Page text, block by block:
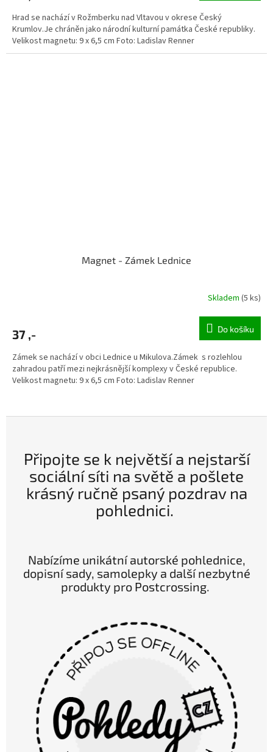
Hrad se nachází v Rožmberku nad Vltavou v okrese Český
Krumlov.Je chráněn jako národní kulturní památka České republiky.
Velikost magnetu: 9 x 6,5 cm Foto: Ladislav Renner
Magnet - Zámek Lednice
Skladem (5 ks)
37 ,- Do košíku
Zámek se nachází v obci Lednice u Mikulova.Zámek s rozlehlou
zahradou patří mezi nejkrásnější komplexy v České republice.
Velikost magnetu: 9 x 6,5 cm Foto: Ladislav Renner
Připojte se k největší a nejstarší
sociální síti na světě a pošlete
krásný ručně psaný pozdrav na
pohlednici.
Nabízíme unikátní autorské pohlednice,
dopisní sady, samolepky a další nezbytné
produkty pro Postcrossing.